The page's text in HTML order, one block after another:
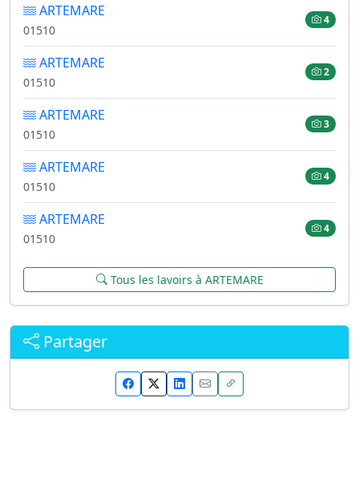
ARTEMARE
01510
4
ARTEMARE
01510
2
ARTEMARE
01510
3
ARTEMARE
01510
4
ARTEMARE
01510
4
Tous les lavoirs à ARTEMARE
Partager